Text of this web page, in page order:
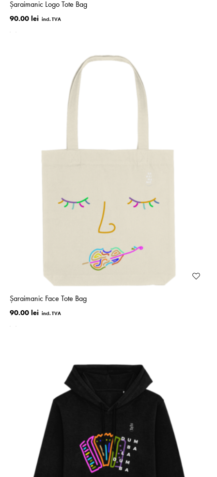
Șaraimanic Logo Tote Bag
90.00 lei
Șaraimanic Face Tote Bag
90.00 lei